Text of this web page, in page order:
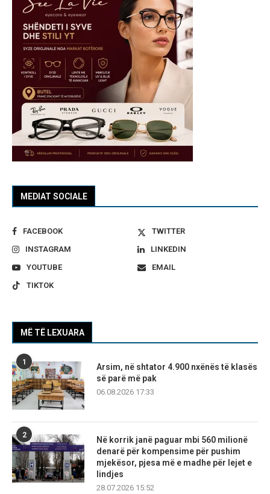
MEDIAT SOCIALE
FACEBOOK
TWITTER
INSTAGRAM
LINKEDIN
YOUTUBE
EMAIL
TIKTOK
MË TË LEXUARA
1
Arsim, në shtator 4.900 nxënës të klasës
së parë më pak
06.08.2026 17:33
2
Në korrik janë paguar mbi 560 milionë
denarë për kompensime për pushim
mjekësor, pjesa më e madhe për lejet e
lindjes
28.07.2026 15:52